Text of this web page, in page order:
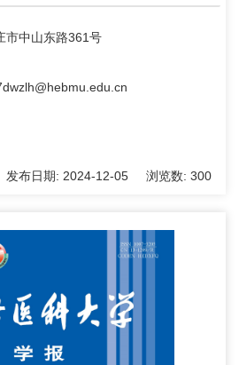
市中山东路361号
发布日期: 2024-12-05 浏览数: 300